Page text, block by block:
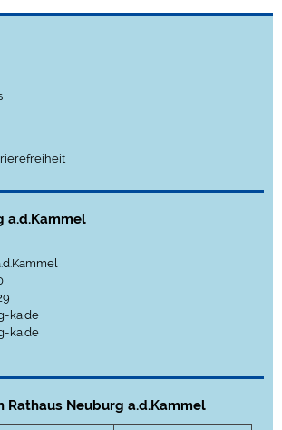
a.d.Kammel
ka.de
ka.de
Rathaus Neuburg a.d.Kammel